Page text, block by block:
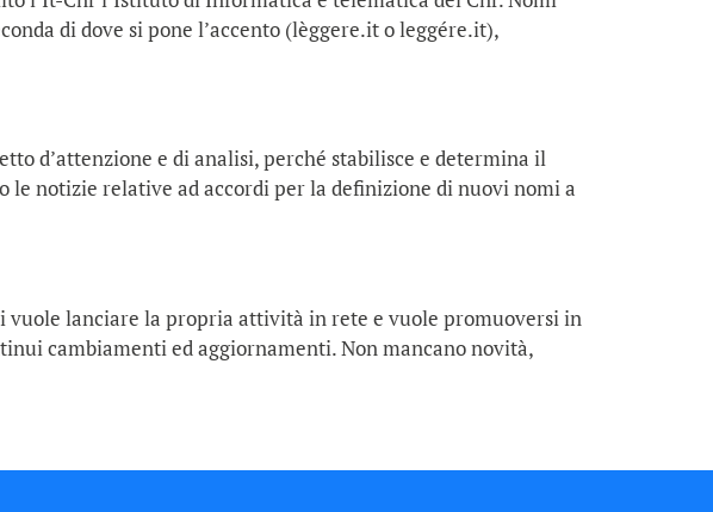
di dove si pone l’accento (lèggere.it o leggére.it),
d’attenzione e di analisi, perché stabilisce e determina il
le notizie relative ad accordi per la definizione di nuovi nomi a
vuole lanciare la propria attività in rete e vuole promuoversi in
cambiamenti ed aggiornamenti. Non mancano novità,